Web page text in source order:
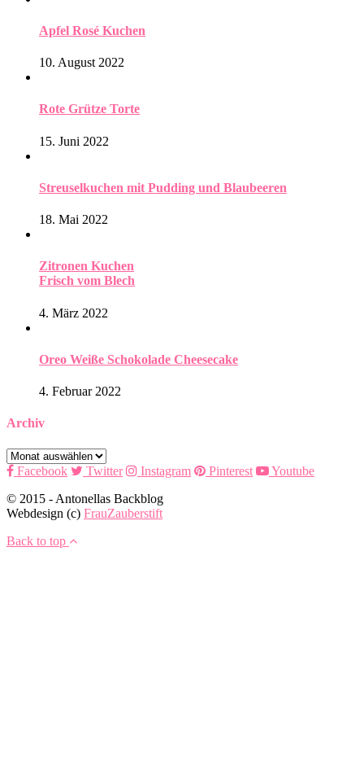
Apfel Rosé Kuchen
10. August 2022
Rote Grütze Torte
15. Juni 2022
Streuselkuchen mit Pudding und Blaubeeren
18. Mai 2022
Zitronen Kuchen
Frisch vom Blech
4. März 2022
Oreo Weiße Schokolade Cheesecake
4. Februar 2022
Archiv
Archiv
Facebook
Twitter Instagram Pinterest
Youtube
© 2015 - Antonellas Backblog
Webdesign (c) FrauZauberstift
Back to top